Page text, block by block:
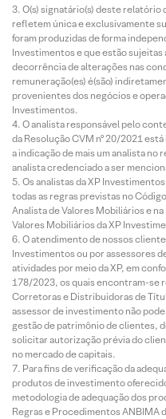
O(s) signatário(s) deste relatório
refletem única e exclusivamente
foram produzidas de forma
Investimentos e que estão sujeitas
decorrência de alterações nas
remuneração(es) é(são)
provenientes dos negócios e
Investimentos.
O analista responsável pelo
da Resolução CVM nº 20/2021
a indicação de mais um analista
analista credenciado a ser
Os analistas da XP
todas as regras previstas no
Analista de Valores Mobiliários e
Valores Mobiliários da XP
O atendimento de nossos
Investimentos ou por assessores
atividades por meio da XP, em
178/2023, os quais encontram-se
Corretoras e Distribuidoras de
assessor de investimento não
gestão de patrimônio de clientes,
solicitar autorização prévia do
no mercado de capitais.
Para fins de verificação da
produtos de investimento
metodologia de adequação dos
Regras e Procedimentos ANBIMA